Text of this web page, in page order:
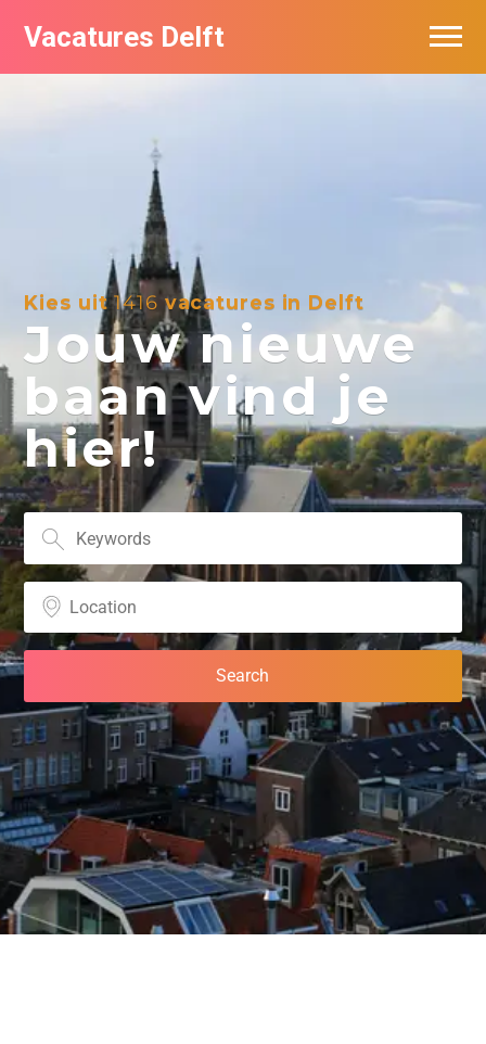
Vacatures Delft
Kies uit1416 vacatures in Delft
Jouw nieuwe
baan vind je
hier!
Vacatures per bedrijf in Delft